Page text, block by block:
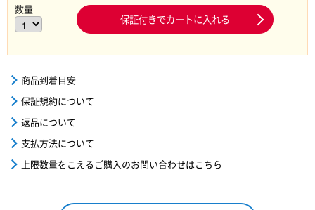
数量
保証付きでカートに入れる
商品到着目安
保証規約について
返品について
支払方法について
上限数量をこえるご購入のお問い合わせはこちら